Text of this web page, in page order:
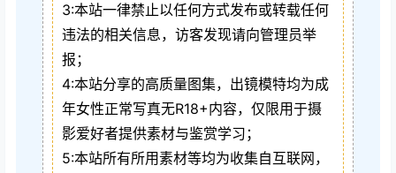
3:本站一律禁止以任何方式发布或转载任何
违法的相关信息，访客发现请向管理员举
报；
4:本站分享的高质量图集，出镜模特均为成
年女性正常写真无R18+内容，仅限用于摄
影爱好者提供素材与鉴赏学习；
5:本站所有所用素材等均为收集自互联网，